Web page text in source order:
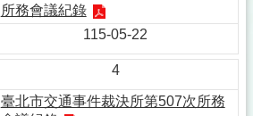
所務會議紀錄
115-05-22
4
臺北市交通事件裁決所第507次所務